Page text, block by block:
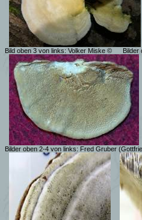
Bild oben 3 von links: Volker Miske © Bilder
Bilder oben 2-4 von links: Fred Gruber